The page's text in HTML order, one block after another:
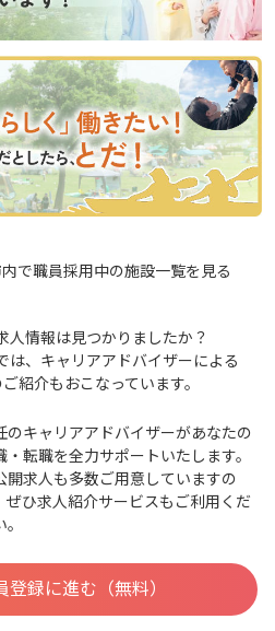
で職員採用中の施設一覧を見る
人情報は見つかりましたか？
は、キャリアアドバイザーによる
紹介もおこなっています。
のキャリアアドバイザーがあなたの
・転職を全力サポートいたします。
開求人も多数ご用意していますの
ぜひ求人紹介サービスもご利用くだ
登録に進む（無料）